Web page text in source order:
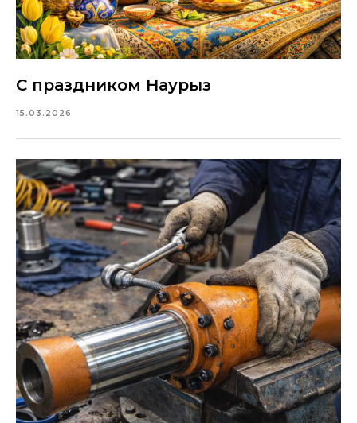
С праздником Наурыз
15.03.2026